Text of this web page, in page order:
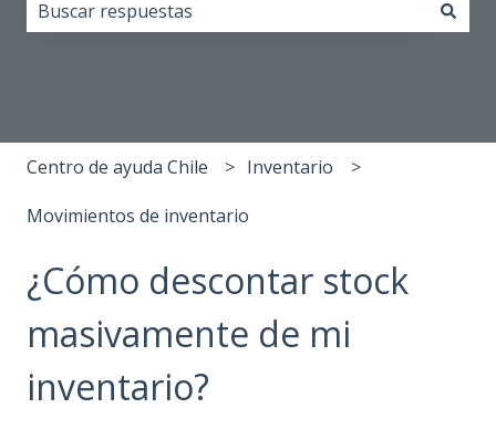
Centro de ayuda Chile Inventario
Movimientos de inventario
¿Cómo descontar stock
masivamente de mi
inventario?